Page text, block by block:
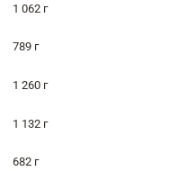
1 062 г
789 г
1 260 г
1 132 г
682 г